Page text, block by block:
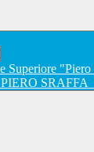
PIERO SRAFFA